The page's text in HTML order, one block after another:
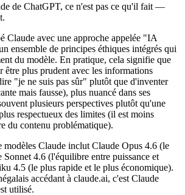
de ChatGPT, ce n'est pas ce qu'il fait —
Claude avec une approche appelée "IA
ensemble de principes éthiques intégrés qui
du modèle. En pratique, cela signifie que
être plus prudent avec les informations
"je ne suis pas sûr" plutôt que d'inventer
mais fausse), plus nuancé dans ses
plusieurs perspectives plutôt qu'une
respectueux des limites (il est moins
du contenu problématique).
Claude inclut Claude Opus 4.6 (le
Sonnet 4.6 (l'équilibre entre puissance et
4.5 (le plus rapide et le plus économique).
accédant à claude.ai, c'est Claude
utilisé.